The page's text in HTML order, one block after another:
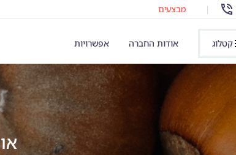
| מבצעים
קטלוג אודות החברה אפשרויות
אומגה